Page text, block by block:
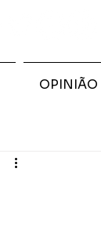
OPINIÃO